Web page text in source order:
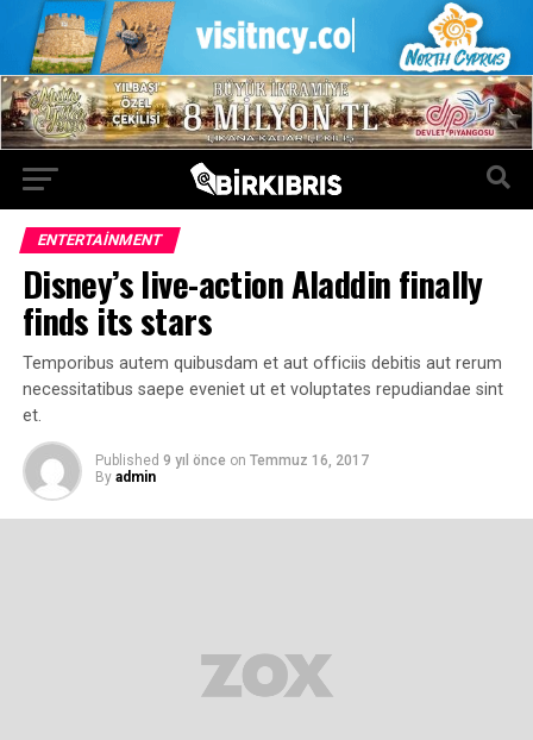
ENTERTAINMENT
Disney’s live-action Aladdin finally
finds its stars
Temporibus autem quibusdam et aut officiis debitis aut rerum
necessitatibus saepe eveniet ut et voluptates repudiandae sint
et.
Published 9 yıl önce on Temmuz 16, 2017
By admin